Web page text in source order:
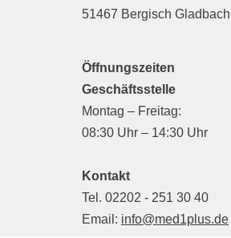
51467 Bergisch Gladbach
Öffnungszeiten
Geschäftsstelle
Montag – Freitag:
08:30 Uhr – 14:30 Uhr
Kontakt
Tel. 02202 - 251 30 40
Email: info@med1plus.de